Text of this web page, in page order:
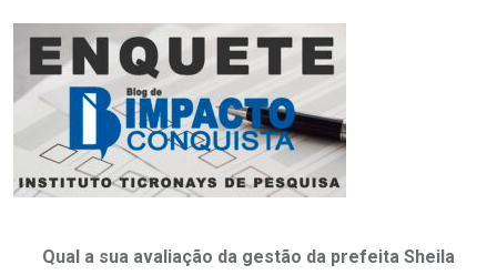
Qual a sua avaliação da gestão da prefeita Sheila